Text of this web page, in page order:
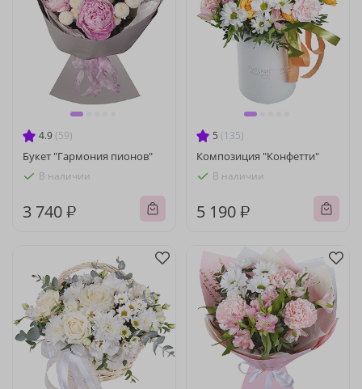
4.9 (59)
Букет "Гармония пионов"
В наличии
3 740 ₽
5 (135)
Композиция "Конфетти"
В наличии
5 190 ₽